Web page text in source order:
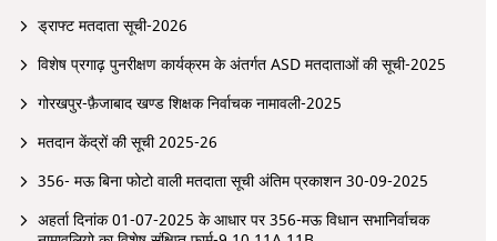
ड्राफ्ट मतदाता सूची-2026
विशेष प्रगाढ़ पुनरीक्षण कार्यक्रम के अंतर्गत ASD मतदाताओं की सूची-2025
गोरखपुर-फ़ैजाबाद खण्ड शिक्षक निर्वाचक नामावली-2025
मतदान केंद्रों की सूची 2025-26
356- मऊ बिना फोटो वाली मतदाता सूची अंतिम प्रकाशन 30-09-2025
अहर्ता दिनांक 01-07-2025 के आधार पर 356-मऊ विधान सभानिर्वाचक